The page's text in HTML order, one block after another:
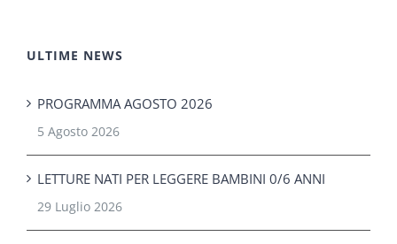
ULTIME NEWS
PROGRAMMA AGOSTO 2026
5 Agosto 2026
LETTURE NATI PER LEGGERE BAMBINI 0/6 ANNI
29 Luglio 2026